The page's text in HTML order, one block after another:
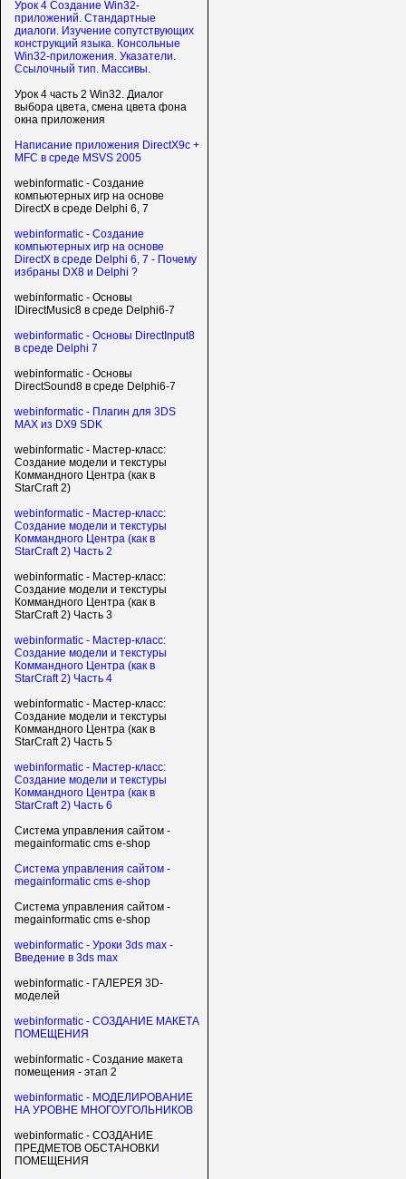
Урок 4 Создание Win32-
приложений. Стандартные
диалоги. Изучение сопутствующих
конструкций языка. Консольные
Win32-приложения. Указатели.
Ссылочный тип. Массивы.
Урок 4 часть 2 Win32. Диалог
выбора цвета, смена цвета фона
окна приложения
Написание приложения DirectX9c +
MFC в среде MSVS 2005
webinformatic - Создание
компьютерных игр на основе
DirectX в среде Delphi 6, 7
webinformatic - Создание
компьютерных игр на основе
DirectX в среде Delphi 6, 7 - Почему
избраны DX8 и Delphi ?
webinformatic - Основы
IDirectMusic8 в среде Delphi6-7
webinformatic - Основы DirectInput8
в среде Delphi 7
webinformatic - Основы
DirectSound8 в среде Delphi6-7
webinformatic - Плагин для 3DS
MAX из DX9 SDK
webinformatic - Мастер-класс:
Создание модели и текстуры
Коммандного Центра (как в
StarCraft 2)
webinformatic - Мастер-класс:
Создание модели и текстуры
Коммандного Центра (как в
StarCraft 2) Часть 2
webinformatic - Мастер-класс:
Создание модели и текстуры
Коммандного Центра (как в
StarCraft 2) Часть 3
webinformatic - Мастер-класс:
Создание модели и текстуры
Коммандного Центра (как в
StarCraft 2) Часть 4
webinformatic - Мастер-класс:
Создание модели и текстуры
Коммандного Центра (как в
StarCraft 2) Часть 5
webinformatic - Мастер-класс:
Создание модели и текстуры
Коммандного Центра (как в
StarCraft 2) Часть 6
Система управления сайтом -
megainformatic cms e-shop
Система управления сайтом -
megainformatic cms e-shop
Система управления сайтом -
megainformatic cms e-shop
webinformatic - Уроки 3ds max -
Введение в 3ds max
webinformatic - ГАЛЕРЕЯ 3D-
моделей
webinformatic - СОЗДАНИЕ МАКЕТА
ПОМЕЩЕНИЯ
webinformatic - Создание макета
помещения - этап 2
webinformatic - МОДЕЛИРОВАНИЕ
НА УРОВНЕ МНОГОУГОЛЬНИКОВ
webinformatic - СОЗДАНИЕ
ПРЕДМЕТОВ ОБСТАНОВКИ
ПОМЕЩЕНИЯ